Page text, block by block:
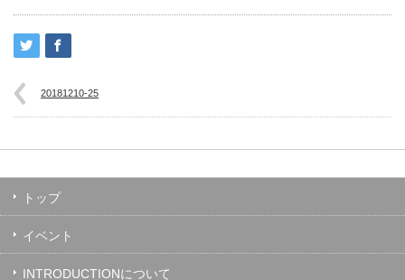
20181210-25
トップ
イベント
INTRODUCTIONについて